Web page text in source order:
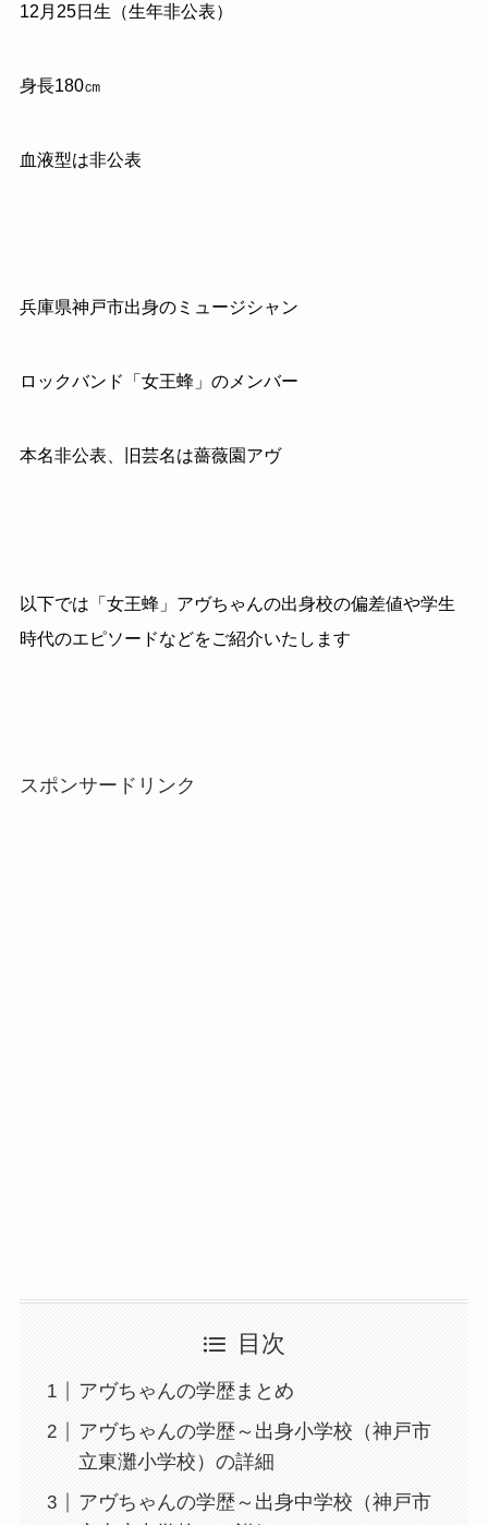
12月25日生（生年非公表）
身長180㎝
血液型は非公表
兵庫県神戸市出身のミュージシャン
ロックバンド「女王蜂」のメンバー
本名非公表、旧芸名は薔薇園アヴ
以下では「女王蜂」アヴちゃんの出身校の偏差値や学生
時代のエピソードなどをご紹介いたします
スポンサードリンク
目次
アヴちゃんの学歴まとめ
アヴちゃんの学歴～出身小学校（神戸市
立東灘小学校）の詳細
アヴちゃんの学歴～出身中学校（神戸市